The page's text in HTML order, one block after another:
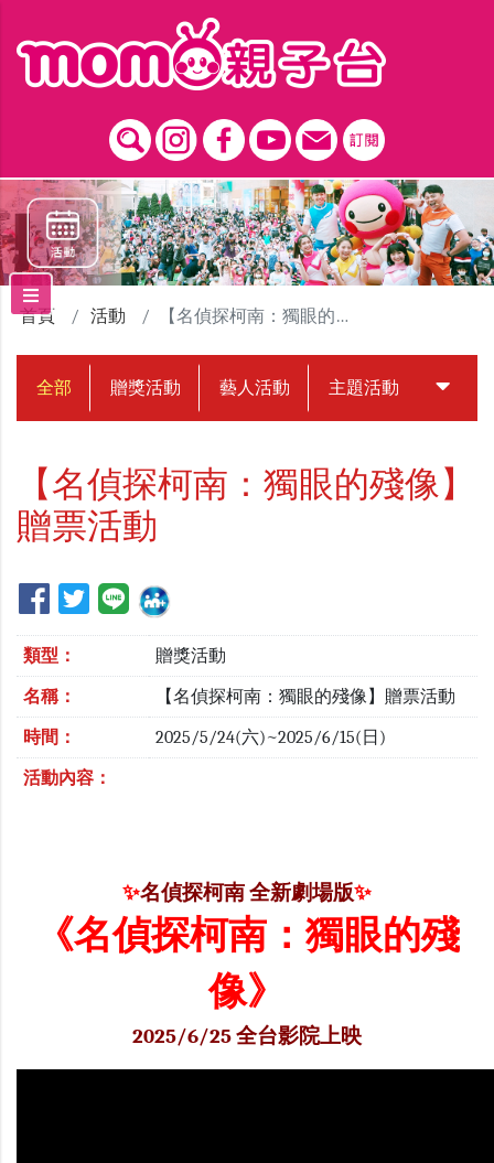
首頁 活動 【名偵探柯南：獨眼的殘像】贈票活動
全部 贈獎活動 藝人活動 主題活動 中獎名
【名偵探柯南：獨眼的殘像】
贈票活動
類型： 贈獎活動
名稱： 【名偵探柯南：獨眼的殘像】贈票活動
時間： 2025/5/24(六)~2025/6/15(日)
活動內容：
✨名偵探柯南 全新劇場版✨
《名偵探柯南：獨眼的殘
像》
2025/6/25 全台影院上映